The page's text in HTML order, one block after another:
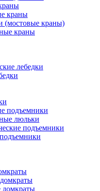
краны
(мостовые краны)
краны
лебедки
подъемники
люльки
подъемники
домкраты